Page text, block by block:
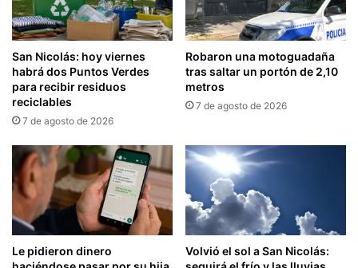
San Nicolás: hoy viernes
habrá dos Puntos Verdes
para recibir residuos
reciclables
7 de agosto de 2026
Robaron una motoguadaña
tras saltar un portón de 2,10
metros
7 de agosto de 2026
Le pidieron dinero
Volvió el sol a San Nicolás: